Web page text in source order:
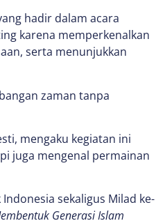
hadir dalam acara
karena memperkenalkan
serta menunjukkan
zaman tanpa
mengaku kegiatan ini
juga mengenal permainan
sekaligus Milad ke-
Generasi Islam